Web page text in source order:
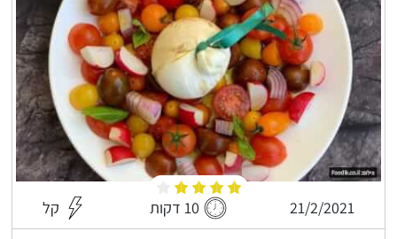
21/2/2021 10 דקות קל